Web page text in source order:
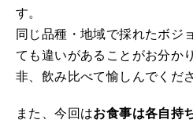
す。
同じ品種・地域で採れたボジ
ても違いがあることがお分か
非、飲み比べて愉しんでくだ
また、今回はお食事は各自持